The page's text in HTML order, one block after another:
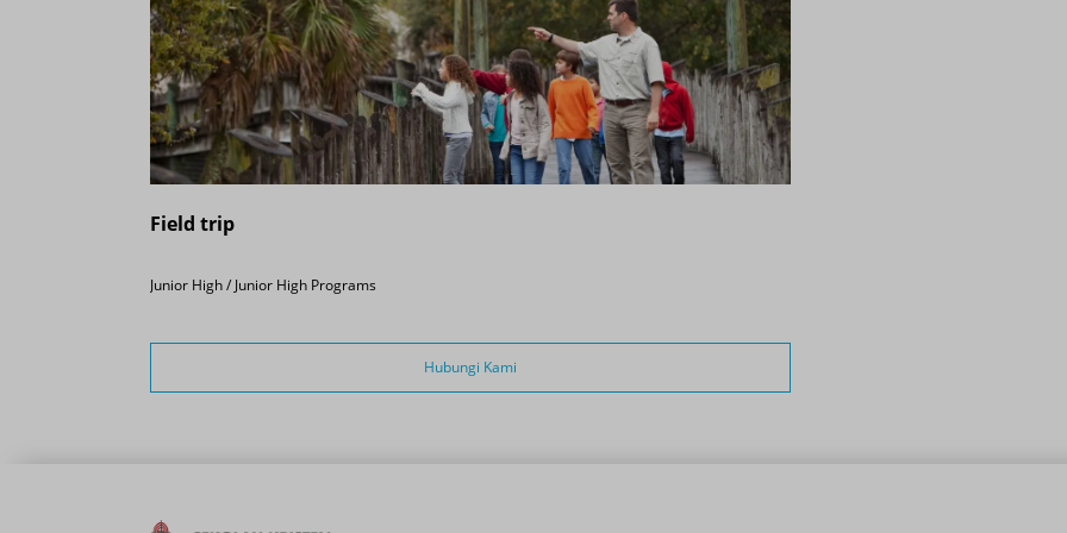
Field trip
Junior High / Junior High Programs
Hubungi Kami